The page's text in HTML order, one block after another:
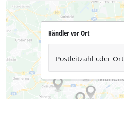
Händler vor Ort
Postleitzahl oder Ort